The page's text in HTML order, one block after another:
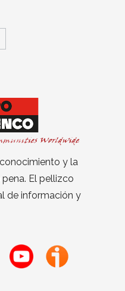
y la
El pellizco
de información y